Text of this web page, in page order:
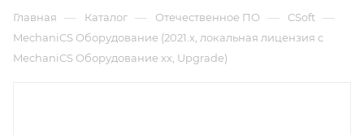
Главная — Каталог — Отечественное ПО — CSoft —
MechaniCS Оборудование (2021.x, локальная лицензия с
MechaniCS Оборудование xx, Upgrade)